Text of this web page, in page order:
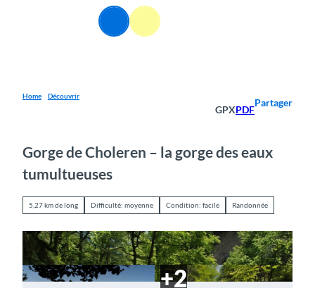
Recherche
Menu
Home Découvrir
GPXPDF
Partager
Gorge de Choleren – la gorge des eaux
tumultueuses
5,27 km de long Difficulté: moyenne Condition: facile Randonnée